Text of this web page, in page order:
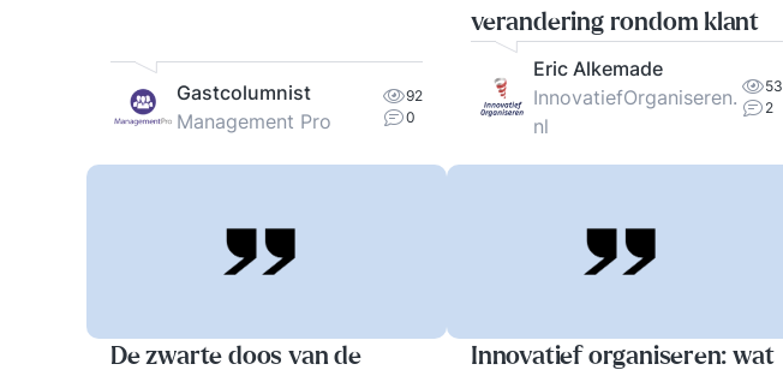
Gastcolumnist
Management Pro
92
0
verandering rondom klant
Eric Alkemade
InnovatiefOrganiseren.
nl
53
2
De zwarte doos van de
Innovatief organiseren: wat